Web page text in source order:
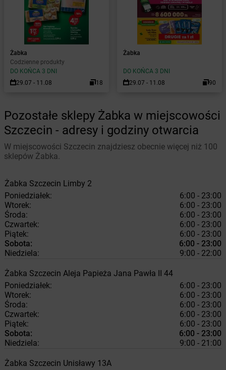
Żabka
Codzienne produkty
DO KOŃCA 3 DNI
29.07 - 11.08
18
Żabka
DO KOŃCA 3 DNI
29.07 - 11.08
90
Pozostałe sklepy Żabka w miejscowości
Szczecin - adresy i godziny otwarcia
W miejscowości Szczecin znajdziesz obecnie więcej niż 100
sklepów Żabka.
Żabka Szczecin Limby 2
Poniedziałek:
6:00 - 23:00
Wtorek:
6:00 - 23:00
Środa:
6:00 - 23:00
Czwartek:
6:00 - 23:00
Piątek:
6:00 - 23:00
Sobota:
6:00 - 23:00
Niedziela:
9:00 - 22:00
Żabka Szczecin Aleja Papieża Jana Pawła II 44
Poniedziałek:
6:00 - 23:00
Wtorek:
6:00 - 23:00
Środa:
6:00 - 23:00
Czwartek:
6:00 - 23:00
Piątek:
6:00 - 23:00
Sobota:
6:00 - 23:00
Niedziela:
9:00 - 21:00
Żabka Szczecin Unisławy 13A